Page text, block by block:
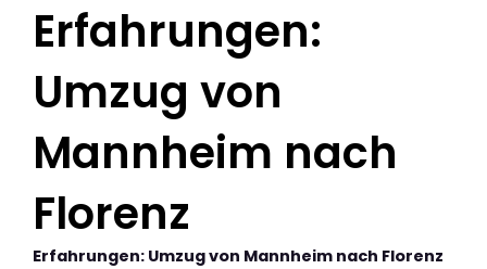
Erfahrungen:
Umzug von
Mannheim nach
Florenz
Erfahrungen: Umzug von Mannheim nach Florenz